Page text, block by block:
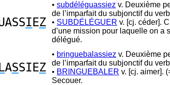
I EZ
• subdéléguassiez v. Deuxième
de l’imparfait du subjonctif du
• SUBDÉLÉGUER v. [cj. céder].
d’une mission pour laquelle on a
délégué.
LASSIEZ
• bringuebalassiez v. Deuxième
de l’imparfait du subjonctif du
• BRINGUEBALER v. [cj. aimer].
Secouer.